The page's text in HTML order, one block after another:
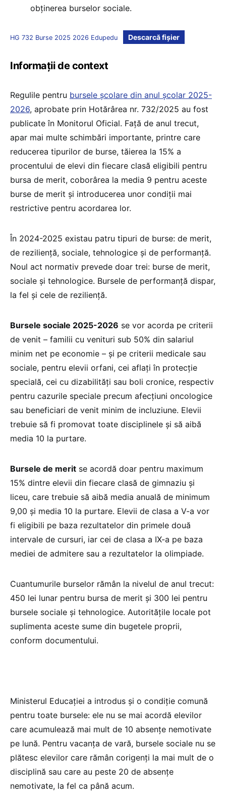
obținerea burselor sociale.
HG 732 Burse 2025 2026 Edupedu Descarcă fișier
Informații de context
Regulile pentru bursele școlare din anul școlar 2025-
2026, aprobate prin Hotărârea nr. 732/2025 au fost
publicate în Monitorul Oficial. Față de anul trecut,
apar mai multe schimbări importante, printre care
reducerea tipurilor de burse, tăierea la 15% a
procentului de elevi din fiecare clasă eligibili pentru
bursa de merit, coborârea la media 9 pentru aceste
burse de merit și introducerea unor condiții mai
restrictive pentru acordarea lor.
În 2024-2025 existau patru tipuri de burse: de merit,
de reziliență, sociale, tehnologice și de performanță.
Noul act normativ prevede doar trei: burse de merit,
sociale și tehnologice. Bursele de performanță dispar,
la fel și cele de reziliență.
Bursele sociale 2025-2026 se vor acorda pe criterii
de venit – familii cu venituri sub 50% din salariul
minim net pe economie – și pe criterii medicale sau
sociale, pentru elevii orfani, cei aflați în protecție
specială, cei cu dizabilități sau boli cronice, respectiv
pentru cazurile speciale precum afecțiuni oncologice
sau beneficiari de venit minim de incluziune. Elevii
trebuie să fi promovat toate disciplinele și să aibă
media 10 la purtare.
Bursele de merit se acordă doar pentru maximum
15% dintre elevii din fiecare clasă de gimnaziu și
liceu, care trebuie să aibă media anuală de minimum
9,00 și media 10 la purtare. Elevii de clasa a V-a vor
fi eligibili pe baza rezultatelor din primele două
intervale de cursuri, iar cei de clasa a IX-a pe baza
mediei de admitere sau a rezultatelor la olimpiade.
Cuantumurile burselor rămân la nivelul de anul trecut:
450 lei lunar pentru bursa de merit și 300 lei pentru
bursele sociale și tehnologice. Autoritățile locale pot
suplimenta aceste sume din bugetele proprii,
conform documentului.
Ministerul Educației a introdus și o condiție comună
pentru toate bursele: ele nu se mai acordă elevilor
care acumulează mai mult de 10 absențe nemotivate
pe lună. Pentru vacanța de vară, bursele sociale nu se
plătesc elevilor care rămân corigenți la mai mult de o
disciplină sau care au peste 20 de absențe
nemotivate, la fel ca până acum.